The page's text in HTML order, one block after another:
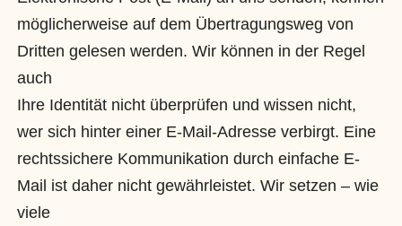
möglicherweise auf dem Übertragungsweg von
Dritten gelesen werden. Wir können in der Regel
auch
Ihre Identität nicht überprüfen und wissen nicht,
wer sich hinter einer E-Mail-Adresse verbirgt. Eine
rechtssichere Kommunikation durch einfache E-
Mail ist daher nicht gewährleistet. Wir setzen – wie
viele